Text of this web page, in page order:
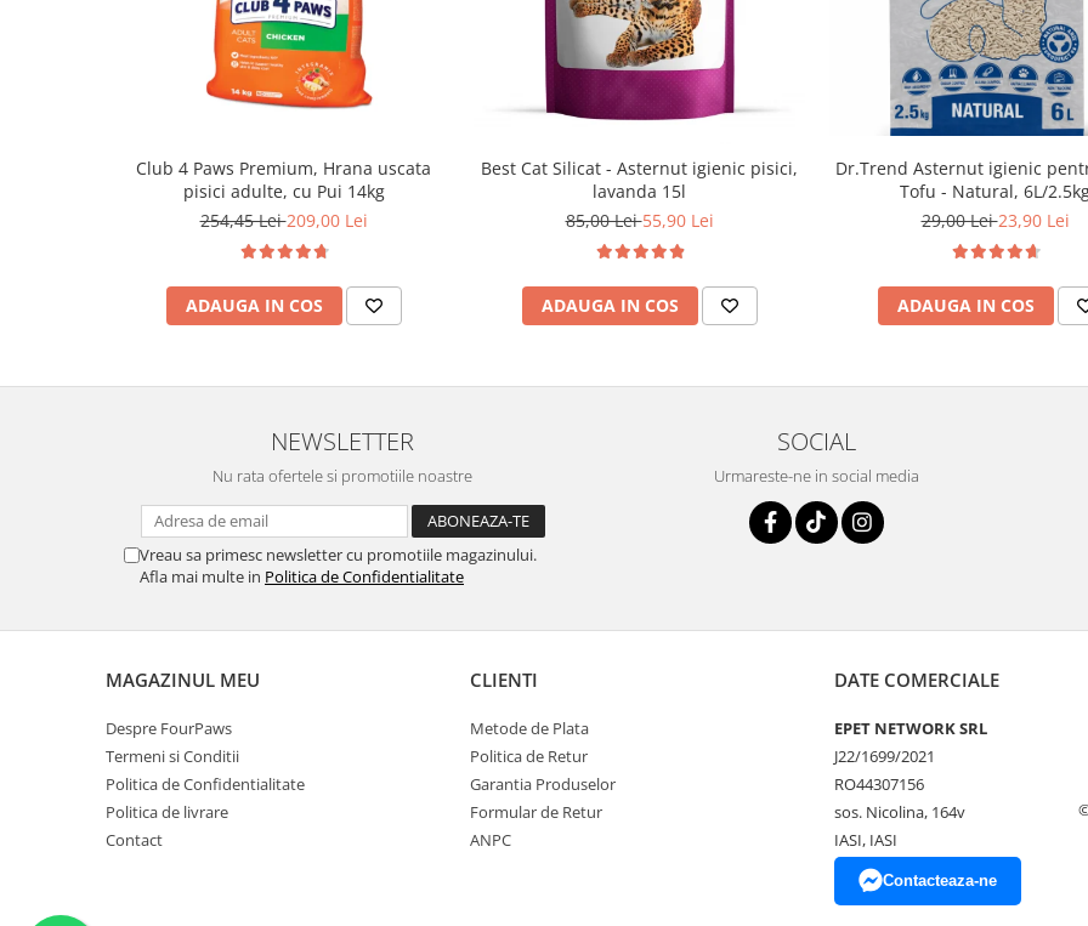
Club 4 Paws Premium, Hrana uscata
pisici adulte, cu Pui 14kg
254,45 Lei209,00 Lei
ADAUGA IN COS
Best Cat Silicat - Asternut igienic pisici,
lavanda 15l
85,00 Lei55,90 Lei
ADAUGA IN COS
Dr.Trend Asternut igienic
Tofu - Natural, 6L/
29,00 Lei23,90 Lei
ADAUGA IN COS
NEWSLETTER
Nu rata ofertele si promotiile noastre
Vreau sa primesc newsletter cu promotiile magazinului.
Afla mai multe in Politica de Confidentialitate
SOCIAL
Urmareste-ne in social media
MAGAZINUL MEU
Despre FourPaws
Termeni si Conditii
Politica de Confidentialitate
Politica de livrare
Contact
CLIENTI
Metode de Plata
Politica de Retur
Garantia Produselor
Formular de Retur
ANPC
DATE COMERCIALE
EPET NETWORK SRL
J22/1699/2021
RO44307156
sos. Nicolina, 164v
IASI, IASI
Contacteaza-ne